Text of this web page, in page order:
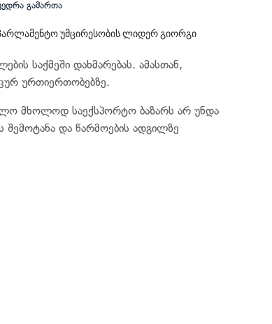
უმცირესობის ლიდერ გიორგი
საქმეში დახმარებას. ამასთან,
ურთიერთობებზე.
მხოლოდ საექსპორტო ბაზარს არ უნდა
შემოტანა და წარმოების ადგილზე